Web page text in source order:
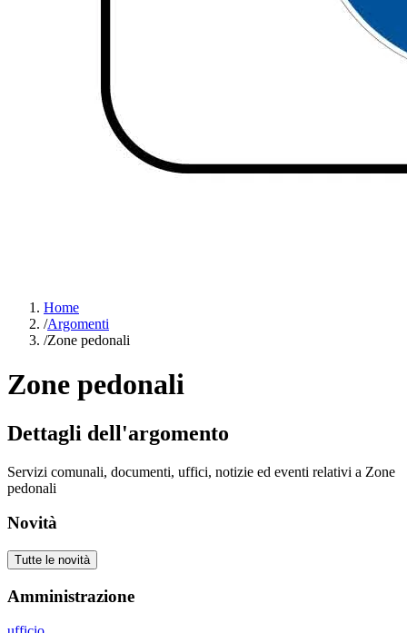
Home
/Argomenti
/Zone pedonali
Zone pedonali
Dettagli dell'argomento
Servizi comunali, documenti, uffici, notizie ed eventi relativi a Zone
pedonali
Novità
Tutte le novità
Amministrazione